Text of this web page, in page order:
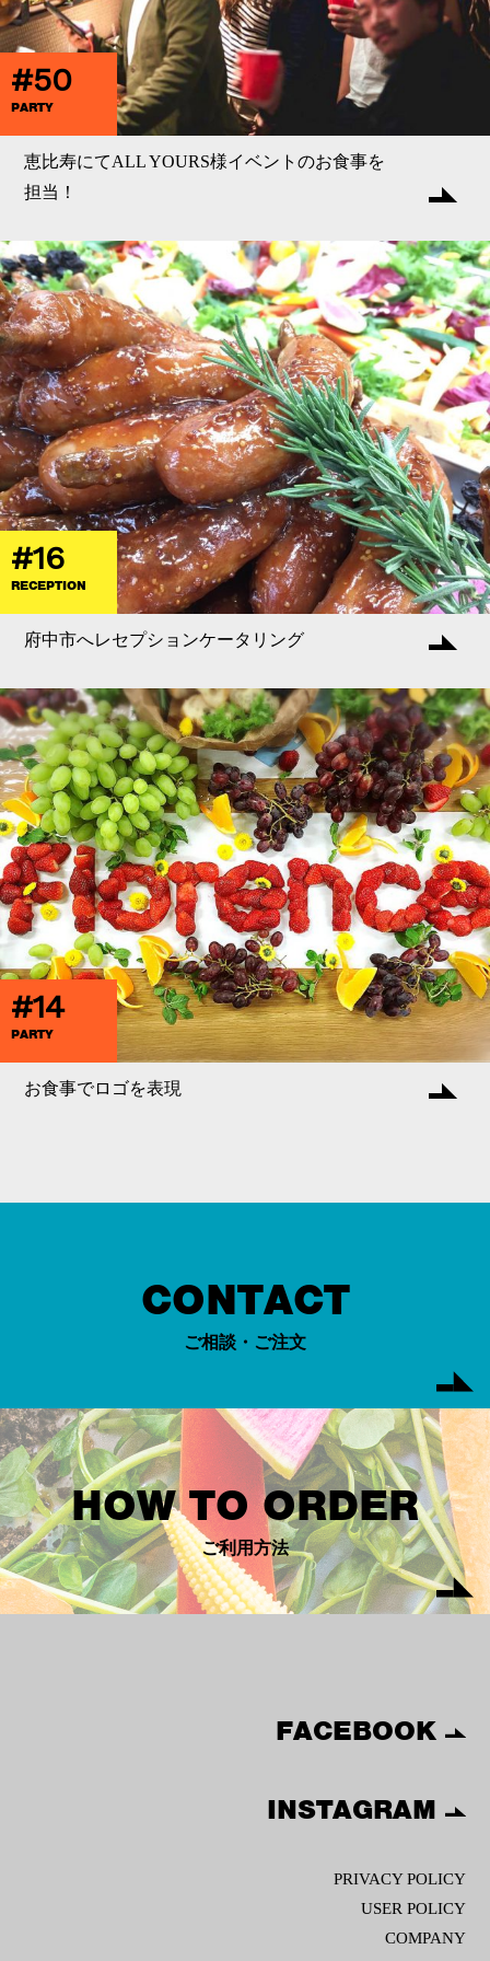
#50
PARTY
恵比寿にてALL YOURS様イベントのお食事を
担当！
#16
RECEPTION
府中市へレセプションケータリング
#14
PARTY
お食事でロゴを表現
CONTACT
ご相談・ご注文
HOW TO ORDER
ご利用方法
FACEBOOK
INSTAGRAM
PRIVACY POLICY
USER POLICY
COMPANY